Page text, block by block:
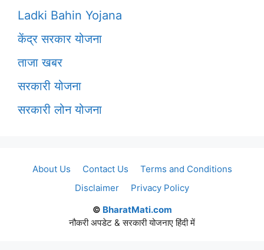
Ladki Bahin Yojana
केंद्र सरकार योजना
ताजा खबर
सरकारी योजना
सरकारी लोन योजना
About Us Contact Us
Terms and Conditions
Disclaimer
Privacy Policy
© BharatMati.com
नौकरी अपडेट & सरकारी योजनाए हिंदी में